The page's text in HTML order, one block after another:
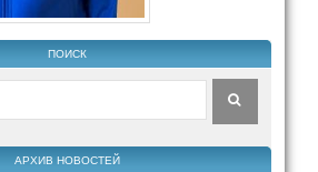
ПОИСК
АРХИВ НОВОСТЕЙ